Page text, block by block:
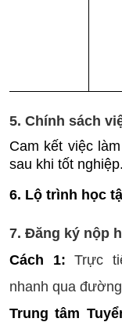
5. Chính sách
Cam kết việc
sau khi tốt nghiệp.
6. Lộ trình học
7. Đăng ký nộp
Cách 1: Trực
nhanh qua
Trung tâm